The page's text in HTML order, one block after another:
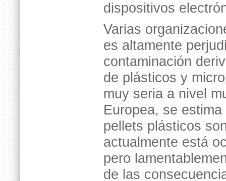
dispositivos
Varias
es altamente
contaminación
de plásticos y
muy seria a nivel
Europea, se
pellets plásticos
actualmente está
pero
de las